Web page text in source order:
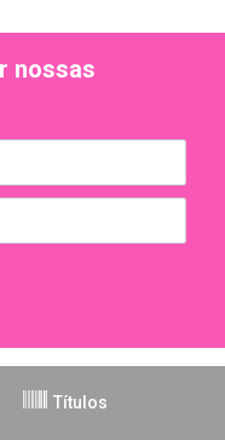
nossas
Títulos